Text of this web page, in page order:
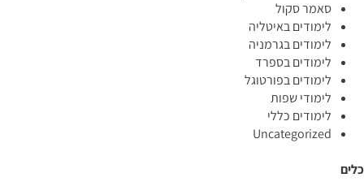
סאמר סקול
לימודים באיטליה
לימודים בגרמניה
לימודים בספרד
לימודים בפורטוגל
לימודי שפות
לימודים כללי
Uncategorized
כלים